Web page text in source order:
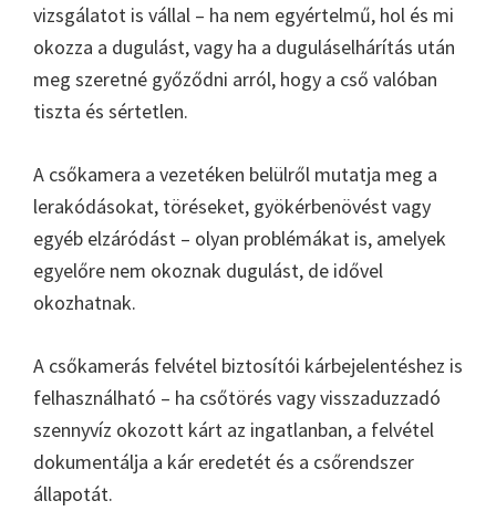
vizsgálatot is vállal – ha nem egyértelmű, hol és mi
okozza a dugulást, vagy ha a duguláselhárítás után
meg szeretné győződni arról, hogy a cső valóban
tiszta és sértetlen.
A csőkamera a vezetéken belülről mutatja meg a
lerakódásokat, töréseket, gyökérbenövést vagy
egyéb elzáródást – olyan problémákat is, amelyek
egyelőre nem okoznak dugulást, de idővel
okozhatnak.
A csőkamerás felvétel biztosítói kárbejelentéshez is
felhasználható – ha csőtörés vagy visszaduzzadó
szennyvíz okozott kárt az ingatlanban, a felvétel
dokumentálja a kár eredetét és a csőrendszer
állapotát.